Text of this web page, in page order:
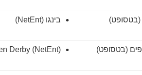
בינגו (NetEnt)
Derby (NetEnt)